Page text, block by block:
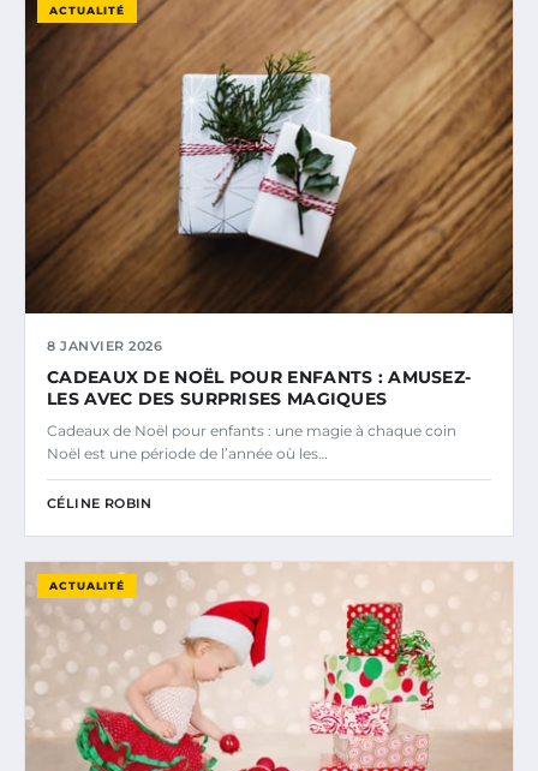
ACTUALITÉ
8 JANVIER 2026
CADEAUX DE NOËL POUR ENFANTS : AMUSEZ-
LES AVEC DES SURPRISES MAGIQUES
Cadeaux de Noël pour enfants : une magie à chaque coin
Noël est une période de l’année où les…
CÉLINE ROBIN
ACTUALITÉ